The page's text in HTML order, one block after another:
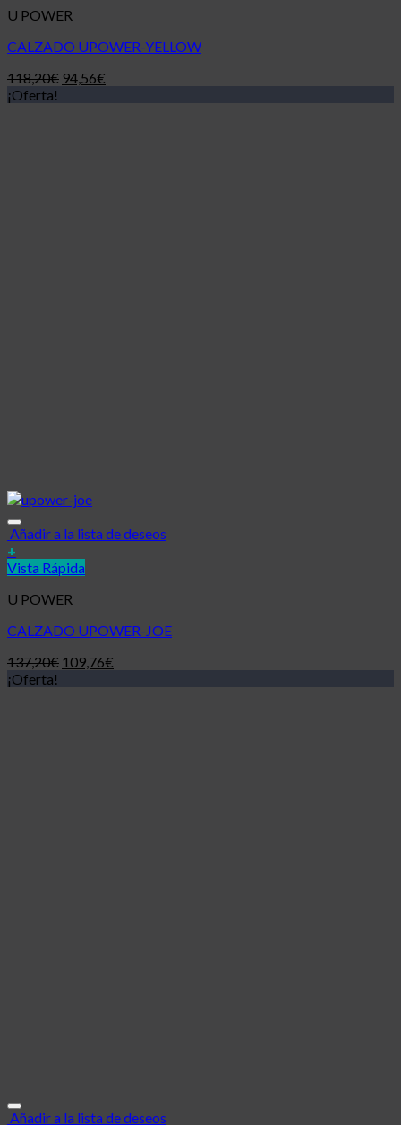
U POWER
CALZADO UPOWER-YELLOW
118,20€ 94,56€
¡Oferta!
Añadir a la lista de deseos
+
Vista Rápida
U POWER
CALZADO UPOWER-JOE
137,20€ 109,76€
¡Oferta!
Añadir a la lista de deseos